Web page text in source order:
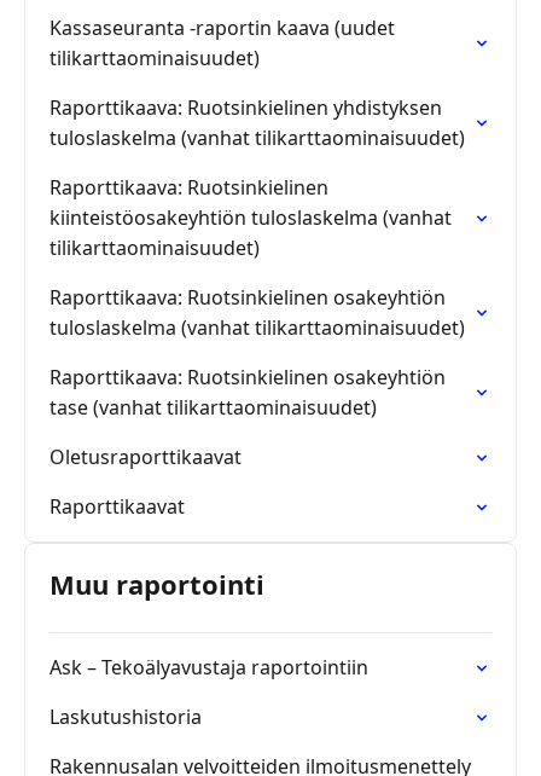
Kassaseuranta -raportin kaava (uudet
tilikarttaominaisuudet)
Raporttikaava: Ruotsinkielinen yhdistyksen
tuloslaskelma (vanhat tilikarttaominaisuudet)
Raporttikaava: Ruotsinkielinen
kiinteistöosakeyhtiön tuloslaskelma (vanhat
tilikarttaominaisuudet)
Raporttikaava: Ruotsinkielinen osakeyhtiön
tuloslaskelma (vanhat tilikarttaominaisuudet)
Raporttikaava: Ruotsinkielinen osakeyhtiön
tase (vanhat tilikarttaominaisuudet)
Oletusraporttikaavat
Raporttikaavat
Muu raportointi
Ask – Tekoälyavustaja raportointiin
Laskutushistoria
Rakennusalan velvoitteiden ilmoitusmenettely